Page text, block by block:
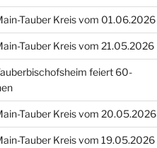
Tauber Kreis vom 01.06.2026
Tauber Kreis vom 21.05.2026
feiert 60-
Tauber Kreis vom 20.05.2026
Tauber Kreis vom 19.05.2026